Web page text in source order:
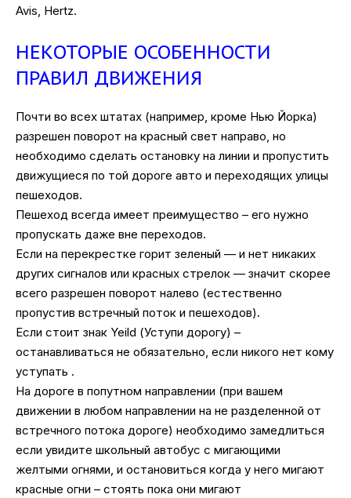
Avis, Hertz.
НЕКОТОРЫЕ ОСОБЕННОСТИ
ПРАВИЛ ДВИЖЕНИЯ
Почти во всех штатах (например, кроме Нью Йорка)
разрешен поворот на красный свет направо, но
необходимо сделать остановку на линии и пропустить
движущиеся по той дороге авто и переходящих улицы
пешеходов.
Пешеход всегда имеет преимущество – его нужно
пропускать даже вне переходов.
Если на перекрестке горит зеленый — и нет никаких
других сигналов или красных стрелок — значит скорее
всего разрешен поворот налево (естественно
пропустив встречный поток и пешеходов).
Если стоит знак Yeild (Уступи дорогу) –
останавливаться не обязательно, если никого нет кому
уступать .
На дороге в попутном направлении (при вашем
движении в любом направлении на не разделенной от
встречного потока дороге) необходимо замедлиться
если увидите школьный автобус с мигающими
желтыми огнями, и остановиться когда у него мигают
красные огни – стоять пока они мигают